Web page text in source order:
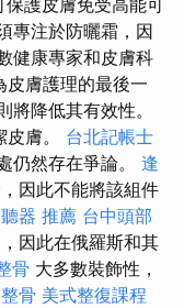
保護皮膚免受高能可
專注於防曬霜，因
健康專家和皮膚科
皮膚護理的最後一
降低其有效性。
膚。 台北記帳士
仍然存在爭論。 逢
因此不能將該組件
器 推薦 台中頭部
因此在俄羅斯和其
骨 大多數裝飾性，
骨 美式整復課程